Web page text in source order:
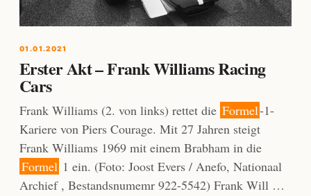
01.01.2021
Erster Akt – Frank Williams Racing
Cars
Frank Williams (2. von links) rettet die Formel-1-
Kariere von Piers Courage. Mit 27 Jahren steigt
Frank Williams 1969 mit einem Brabham in die
Formel 1 ein. (Foto: Joost Evers / Anefo, Nationaal
Archief , Bestandsnumemr 922-5542) Frank Will …